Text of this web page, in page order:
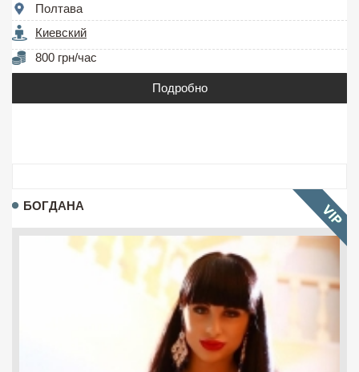
Полтава
Киевский
800 грн/час
Подробно
БОГДАНА